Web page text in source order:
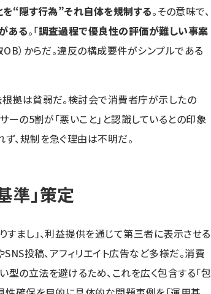
を“隠す行為”それ自体を規制する。その意味で、
ある。「調査過程で優良性の評価が難しい事案
OB）からだ。違反の構成要件がシンプルである
拠は貧弱だ。検討会で消費者庁が示したの
ーの5割が「悪いこと」と認識しているとの印象
、規制を急ぐ理由は不明だ。
準」策定
まし」、利益提供を通じて第三者に表示させる
投稿、アフィリエイト広告など多様だ。消費
の立法を避けるため、これを広く包含する「包